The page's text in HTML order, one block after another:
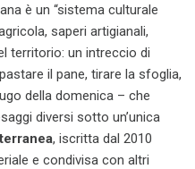
è un “sistema culturale
saperi artigianali,
territorio: un intreccio di
il pane, tirare la sfoglia,
della domenica – che
diversi sotto un’unica
, iscritta dal 2010
e condivisa con altri